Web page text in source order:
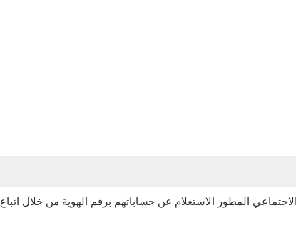
المطور الاستعلام عن حساباتهم برقم الهوية من خلال اتباع